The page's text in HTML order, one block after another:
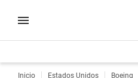
Inicio Estados Unidos Boeing